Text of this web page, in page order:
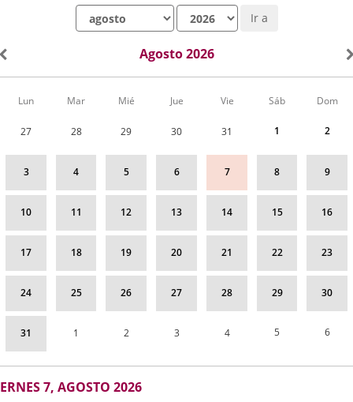
Ir a
Agosto 2026
Calendario
correspondiente
Lun Mar Mié Jue Vie Sáb Dom
27 28 29 30 31 1 2
3 4 5 6 7 8 9
10 11 12 13 14 15 16
17 18 19 20 21 22 23
24 25 26 27 28 29 30
31 1 2 3 4 5 6
7, AGOSTO 2026